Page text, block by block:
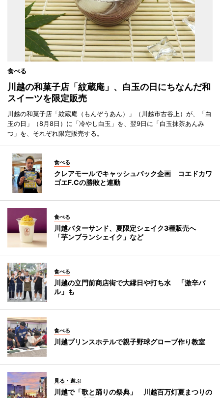
食べる
川越の和菓子店「紋蔵庵」、白玉の日にちなんだ和
スイーツを限定販売
川越の和菓子店「紋蔵庵（もんぞうあん）」（川越市古谷上）が、「白
玉の日」（8月8日）に「冷やし白玉」を、翌9日に「白玉抹茶あんみ
つ」を、それぞれ限定販売する。
食べる
クレアモールでキャッシュバック企画 コエドカワ
ゴエF.Cの勝敗と連動
食べる
川越バターサンド、夏限定シェイク3種販売へ
「芋ンブランシェイク」など
食べる
川越の立門前商店街で大縁日や打ち水 「激辛バ
ル」も
食べる
川越プリンスホテルで親子野球グローブ作り教室
見る・遊ぶ
川越で「歌と踊りの祭典」 川越百万灯夏まつりの